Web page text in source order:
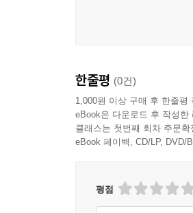
한줄평 (0건)
1,000원 이상 구매 후 한줄평
eBook은 다운로드 후 작성
클래스는 첫번째 회차 주문
eBook 페이백, CD/LP, DVD/
평점